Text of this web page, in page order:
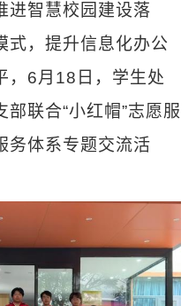
进智慧校园建设落
式，提升信息化办公
，6月18日，学生处
联合“小红帽”志愿服
务体系专题交流活